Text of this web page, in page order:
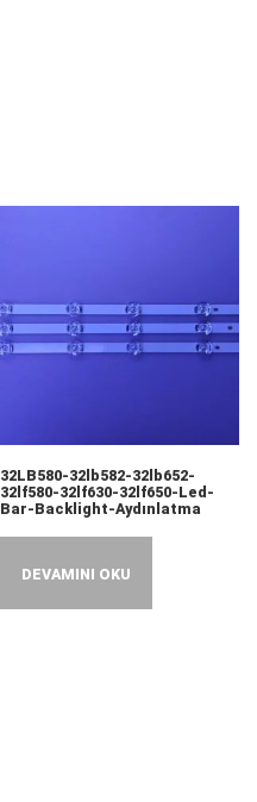
32LB580-32lb582-32lb652-
32lf580-32lf630-32lf650-Led-
Bar-Backlight-Aydınlatma
DEVAMINI OKU